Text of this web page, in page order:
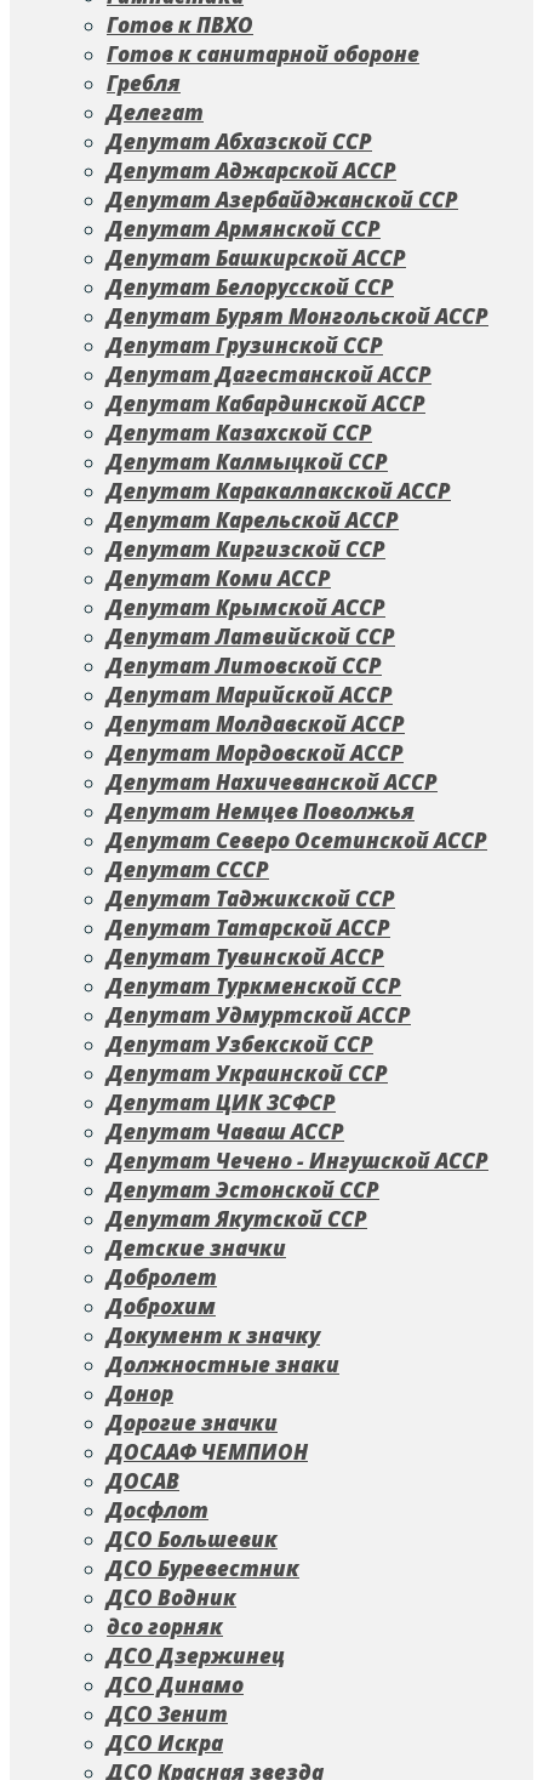
Готов к ПВХО
Готов к санитарной обороне
Гребля
Делегат
Депутат Абхазской ССР
Депутат Аджарской АССР
Депутат Азербайджанской ССР
Депутат Армянской ССР
Депутат Башкирской АССР
Депутат Белорусской ССР
Депутат Бурят Монгольской АССР
Депутат Грузинской ССР
Депутат Дагестанской АССР
Депутат Кабардинской АССР
Депутат Казахской ССР
Депутат Калмыцкой ССР
Депутат Каракалпакской АССР
Депутат Карельской АССР
Депутат Киргизской ССР
Депутат Коми АССР
Депутат Крымской АССР
Депутат Латвийской ССР
Депутат Литовской ССР
Депутат Марийской АССР
Депутат Молдавской АССР
Депутат Мордовской АССР
Депутат Нахичеванской АССР
Депутат Немцев Поволжья
Депутат Северо Осетинской АССР
Депутат СССР
Депутат Таджикской ССР
Депутат Татарской АССР
Депутат Тувинской АССР
Депутат Туркменской ССР
Депутат Удмуртской АССР
Депутат Узбекской ССР
Депутат Украинской ССР
Депутат ЦИК ЗСФСР
Депутат Чаваш АССР
Депутат Чечено - Ингушской АССР
Депутат Эстонской ССР
Депутат Якутской ССР
Детские значки
Добролет
Доброхим
Документ к значку
Должностные знаки
Донор
Дорогие значки
ДОСААФ ЧЕМПИОН
ДОСАВ
Досфлот
ДСО Большевик
ДСО Буревестник
ДСО Водник
дсо горняк
ДСО Дзержинец
ДСО Динамо
ДСО Зенит
ДСО Искра
ДСО Красная звезда